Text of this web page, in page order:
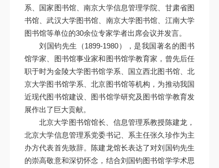
系、国家图书馆、南京大学信息管理学院、甘肃省图
书馆、武汉大学图书馆、南京大学图书馆、江南大学
图书馆等单位的30余位专家学者出席会议并发言。
刘国钧先生（1899-1980），是我国著名的图书
馆学家、图书馆事业家和图书馆学教育家，曾先后任
职于时为金陵大学图书馆学系、国立西北图书馆、北
京大学图书馆学系、北京图书馆等机构，为推动我国
近现代图书馆建设、图书馆学研究及图书馆学教育发
展作出了巨大贡献。
北京大学图书馆馆长、信息管理系教授陈建龙，
北京大学信息管理系党委书记、系主任张久珍作为主
办方代表首先致辞。陈建龙馆长表达了对刘国钧先生
的崇高敬意和深切怀念，结合刘国钧图书馆学学术思